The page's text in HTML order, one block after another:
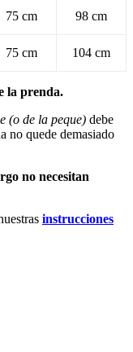
75 cm 98 cm
75 cm 104 cm
la prenda.
(o de la peque) debe
no quede demasiado
no necesitan
instrucciones